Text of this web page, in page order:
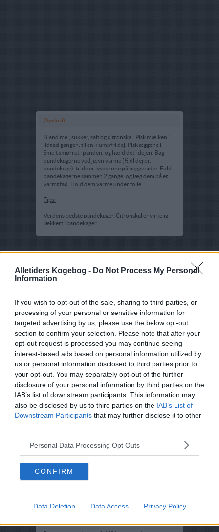
Alletiders Kogebog - Do Not Process My Personal
Information
If you wish to opt-out of the sale, sharing to third parties, or
processing of your personal or sensitive information for
targeted advertising by us, please use the below opt-out
section to confirm your selection. Please note that after your
opt-out request is processed you may continue seeing
interest-based ads based on personal information utilized by
us or personal information disclosed to third parties prior to
your opt-out. You may separately opt-out of the further
disclosure of your personal information by third parties on the
IAB’s list of downstream participants. This information may
also be disclosed by us to third parties on the IAB’s List of
Downstream Participants that may further disclose it to other
Personal Data Processing Opt Outs
CONFIRM
Data Deletion Data Access Privacy Policy
Opskrift
Bland mel, sukker, salt og citronskal. Pisk mælken i
lidt ad gangen, til en klumpfri dej. Pisk æggene i.
Smelt smørret i panden, og hæld det i dejen. Bag
pandekagerne ved jævn varme (½ dl dej pr.
pandekage), til de er lysebrune på begge sider. Fold
pandekagerne sammen 2 gange, og læg dem på et
varmt fad. Hold dem varme under folie.
Tips:
Verdens bedste pandekager. Citronskal er virkelig
lækkert i pandekager.
Indsendt af : NannaZ